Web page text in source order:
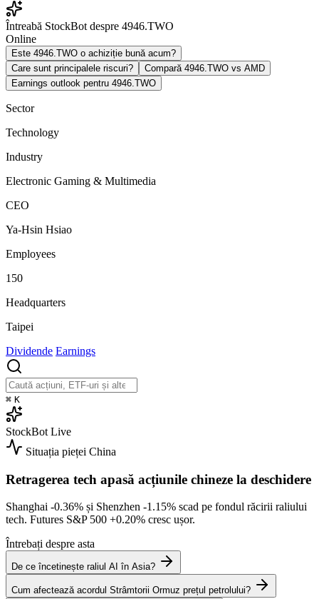
Întreabă StockBot despre 4946.TWO
Online
Este 4946.TWO o achiziție bună acum?
Care sunt principalele riscuri?
Compară 4946.TWO vs AMD
Earnings outlook pentru 4946.TWO
Sector
Technology
Industry
Electronic Gaming & Multimedia
CEO
Ya-Hsin Hsiao
Employees
150
Headquarters
Taipei
Dividende Earnings
⌘ K
StockBot Live
Situația pieței China
Retragerea tech apasă acțiunile chineze la deschidere
Shanghai -0.36% și Shenzhen -1.15% scad pe fondul răcirii raliului
tech. Futures S&P 500 +0.20% cresc ușor.
Întrebați despre asta
De ce încetinește raliul AI în Asia?
Cum afectează acordul Strâmtorii Ormuz prețul petrolului?